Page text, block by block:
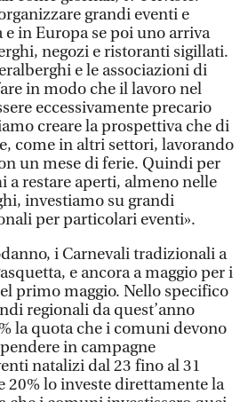
grandi eventi e
in Europa se poi uno arriva
negozi e ristoranti sigillati.
e le associazioni di
in modo che il lavoro nel
eccessivamente precario
creare la prospettiva che di
come in altri settori, lavorando
un mese di ferie. Quindi per
a restare aperti, almeno nelle
investiamo su grandi
per particolari eventi».
i Carnevali tradizionali a
e ancora a maggio per i
primo maggio. Nello specifico
regionali da quest’anno
la quota che i comuni devono
in campagne
natalizi dal 23 fino al 31
20% lo investe direttamente la